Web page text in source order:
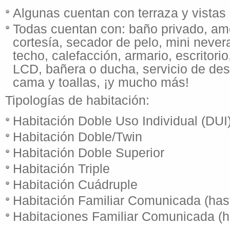
Algunas cuentan con terraza y
Todas cuentan con: baño privado,
cortesía, secador de pelo, mini
techo, calefacción, armario,
LCD, bañera o ducha, servicio de
cama y toallas, ¡y mucho más!
Tipologías de habitación:
Habitación Doble Uso Individual
Habitación Doble/Twin
Habitación Doble Superior
Habitación Triple
Habitación Cuádruple
Habitación Familiar Comunicada
Habitaciones Familiar Comunicada